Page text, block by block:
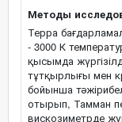
Методы
Терра
- 3000 К
қысымда
тұтқырлығы мен
бойынша
отырып, Тамман
вискозиметрде